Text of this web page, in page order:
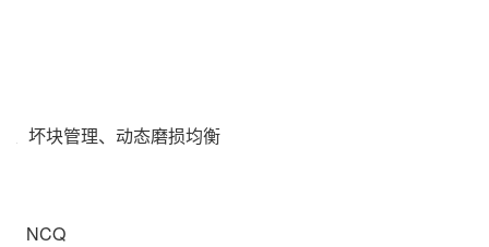
、坏块管理、动态磨损均衡
、NCQ